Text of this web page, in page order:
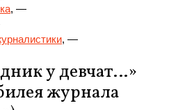
, —
, —
у девчат…»
журнала